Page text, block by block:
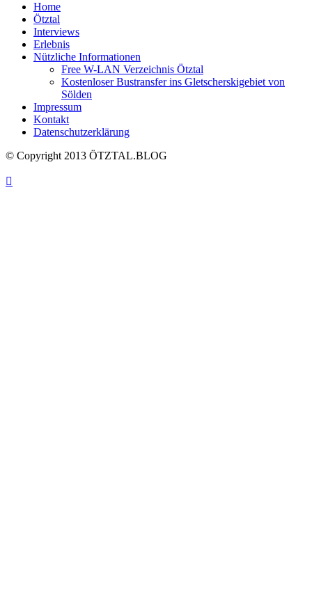
Home
Ötztal
Interviews
Erlebnis
Nützliche Informationen
Free W-LAN Verzeichnis Ötztal
Kostenloser Bustransfer ins Gletscherskigebiet von
Sölden
Impressum
Kontakt
Datenschutzerklärung
© Copyright 2013 ÖTZTAL.BLOG